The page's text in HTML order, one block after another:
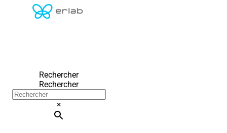
Rechercher
Rechercher
×